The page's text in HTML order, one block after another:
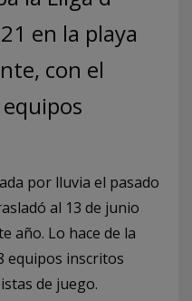
en la playa
con el
por lluvia el pasado
al 13 de junio
año. Lo hace de la
equipos inscritos
de juego.